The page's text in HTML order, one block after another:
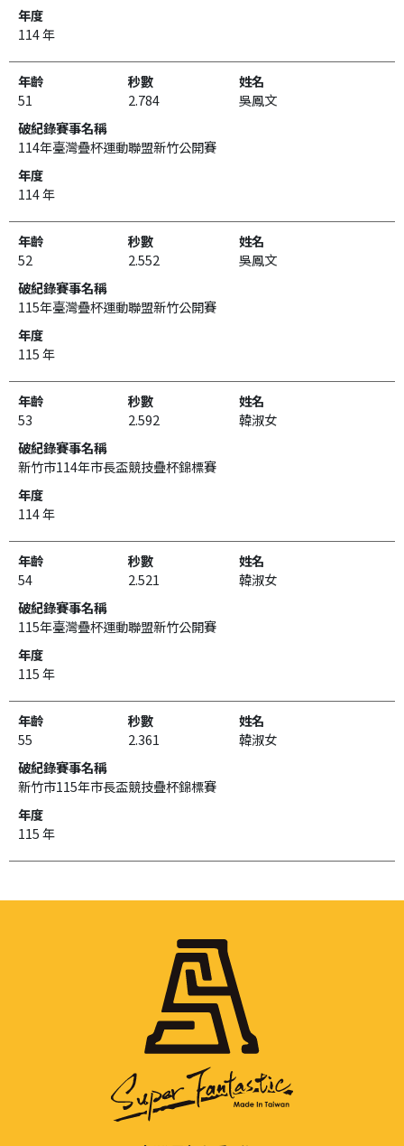
114 年
51 2.784 吳鳳文
114年臺灣疊杯運動聯盟新竹公開賽
114 年
52 2.552 吳鳳文
115年臺灣疊杯運動聯盟新竹公開賽
115 年
53 2.592 韓淑女
新竹市114年市長盃競技疊杯錦標賽
114 年
54 2.521 韓淑女
115年臺灣疊杯運動聯盟新竹公開賽
115 年
55 2.361 韓淑女
新竹市115年市長盃競技疊杯錦標賽
115 年